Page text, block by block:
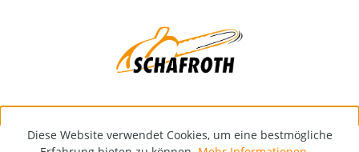
Diese Website verwendet Cookies, um eine bestmögliche